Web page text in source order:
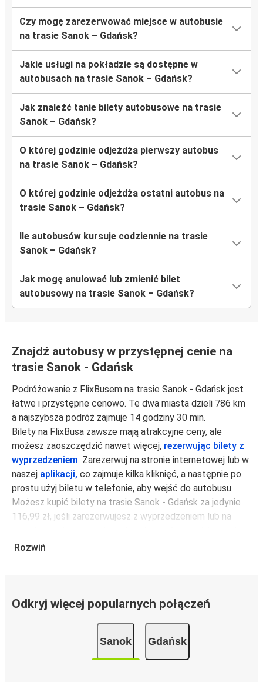
Czy mogę zarezerwować miejsce w autobusie
na trasie Sanok – Gdańsk?
Jakie usługi na pokładzie są dostępne w
autobusach na trasie Sanok – Gdańsk?
Jak znaleźć tanie bilety autobusowe na trasie
Sanok – Gdańsk?
O której godzinie odjeżdża pierwszy autobus
na trasie Sanok – Gdańsk?
O której godzinie odjeżdża ostatni autobus na
trasie Sanok – Gdańsk?
Ile autobusów kursuje codziennie na trasie
Sanok – Gdańsk?
Jak mogę anulować lub zmienić bilet
autobusowy na trasie Sanok – Gdańsk?
Znajdź autobusy w przystępnej cenie na
trasie Sanok - Gdańsk
Podróżowanie z FlixBusem na trasie Sanok - Gdańsk jest
łatwe i przystępne cenowo. Te dwa miasta dzieli 786 km
a najszybsza podróż zajmuje 14 godziny 30 min.
Bilety na FlixBusa zawsze mają atrakcyjne ceny, ale
możesz zaoszczędzić nawet więcej, rezerwując bilety z
wyprzedzeniem. Zarezerwuj na stronie internetowej lub w
naszej aplikacji, co zajmuje kilka kliknięć, a następnie po
prostu użyj biletu w telefonie, aby wejść do autobusu.
Możesz kupić bilety na trasie Sanok - Gdańsk za jedynie
116,99 zł, jeśli zarezerwujesz z wyprzedzeniem lub na
szybko, łatwo i zadbać o zmniejszanie śladu węglowego,
Trasa Sanok - Gdańsk jest łatwa i wygodna z FlixBusem.
niż podróż samochodem czy samolotem. Stale pracujemy
nad tym, by jeszcze bardziej zmniejszać ślad węglowy,
stosując wysokie standardy środowiskowe w całej naszej
Rozwiń
Odkryj więcej popularnych połączeń
Sanok Gdańsk